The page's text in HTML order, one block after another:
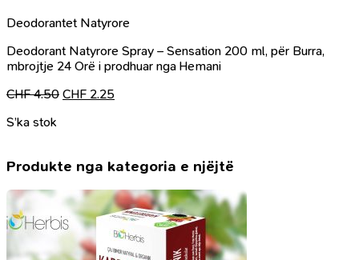
Deodorantet Natyrore
Deodorant Natyrore Spray – Sensation 200 ml, për Burra,
mbrojtje 24 Orë i prodhuar nga Hemani
CHF4.50 Çmimi
CHF 2.25Çmimi
S’ka stok
Produkte nga kategoria e njëjtë